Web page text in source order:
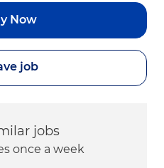
Now
job
jobs
once a week